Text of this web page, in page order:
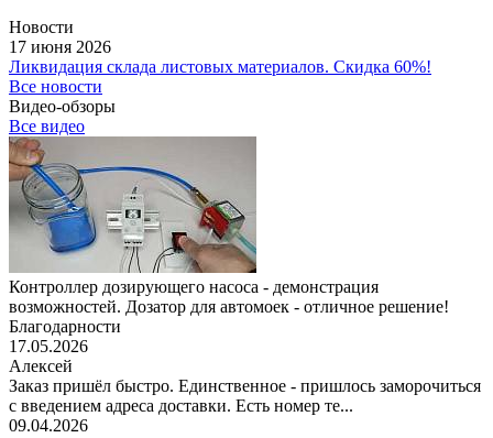
Новости
17 июня 2026
Ликвидация склада листовых материалов. Скидка 60%!
Все новости
Видео-обзоры
Все видео
Контроллер дозирующего насоса - демонстрация
возможностей. Дозатор для автомоек - отличное решение!
Благодарности
17.05.2026
Алексей
Заказ пришёл быстро. Единственное - пришлось заморочиться
с введением адреса доставки. Есть номер те...
09.04.2026